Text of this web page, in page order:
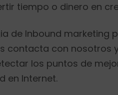
tiempo o dinero en
de Inbound marketing
contacta con nosotros
los puntos de
en Internet.